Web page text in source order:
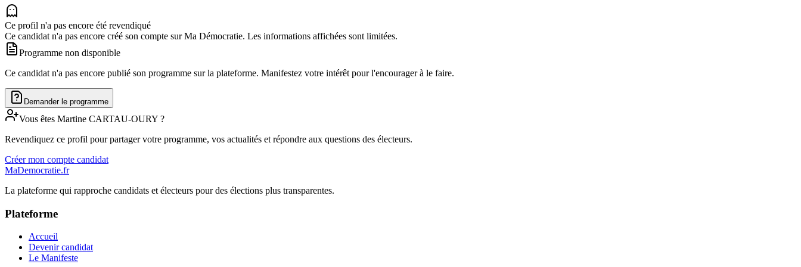
Ce profil n'a pas encore été revendiqué
Ce candidat n'a pas encore créé son compte sur Ma Démocratie. Les informations affichées sont limitées.
Programme non disponible
Ce candidat n'a pas encore publié son programme sur la plateforme. Manifestez votre intérêt pour l'encourager à le faire.
Demander le programme
Vous êtes Martine CARTAU-OURY ?
Revendiquez ce profil pour partager votre programme, vos actualités et répondre aux questions des électeurs.
Créer mon compte candidat
MaDemocratie.fr
La plateforme qui rapproche candidats et électeurs pour des élections plus transparentes.
Plateforme
Accueil
Devenir candidat
Le Manifeste